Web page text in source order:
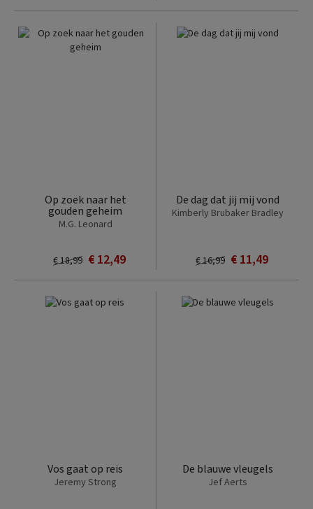
Op zoek naar het
gouden geheim
M.G. Leonard
€ 12,49
€ 18,99
De dag dat jij mij vond
Kimberly Brubaker Bradley
€ 11,49
€ 16,99
Vos gaat op reis
Jeremy Strong
De blauwe vleugels
Jef Aerts